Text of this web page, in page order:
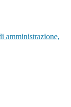
amministrazione,